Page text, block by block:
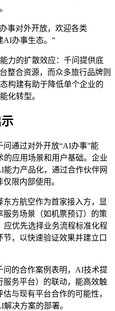
事对外开放，欢迎各类
AI办事生态。”
力的扩散效应：千问提供底
整合资源，而众多旅行品牌则
构建有助于降低单个企业的
化转型。
问通过对外开放“AI办事”能
的应用场景和用户基础。企业
力产品化，通过合作伙伴网
限内部使用。
东方航空作为首家接入方，显
服务场景（如机票预订）的策
应优先选择业务流程标准化程
，以快速验证效果并建立口
问的合作案例表明，AI技术提
务平台）的联动，能高效触
与现有平台合作的可能性，
决方案的部署。